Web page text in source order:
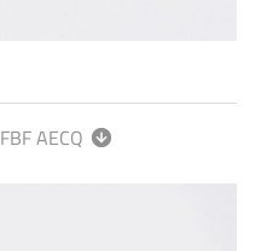
FBF AECQ